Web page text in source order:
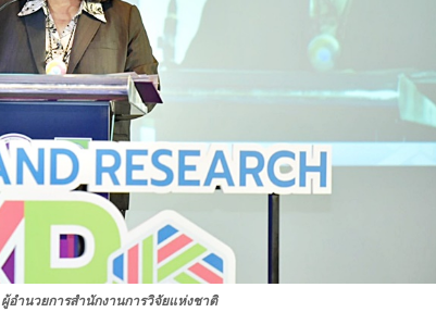
ผู้อำนวยการสำนักงานการวิจัยแห่งชาติ